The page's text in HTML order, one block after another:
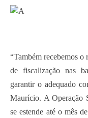
“Também recebemos o
de fiscalização nas
garantir o adequado
Maurício. A Operação
se estende até o mês